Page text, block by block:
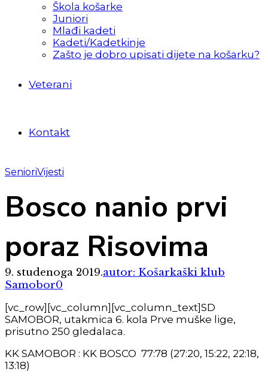
Škola košarke
Juniori
Mlađi kadeti
Kadeti/Kadetkinje
Zašto je dobro upisati dijete na košarku?
Veterani
Kontakt
SenioriVijesti
Bosco nanio prvi
poraz Risovima
9. studenoga 2019.autor: Košarkaški klub
Samobor0
[vc_row][vc_column][vc_column_text]SD
SAMOBOR, utakmica 6. kola Prve muške lige,
prisutno 250 gledalaca.
KK SAMOBOR : KK BOSCO 77:78 (27:20, 15:22, 22:18,
13:18)